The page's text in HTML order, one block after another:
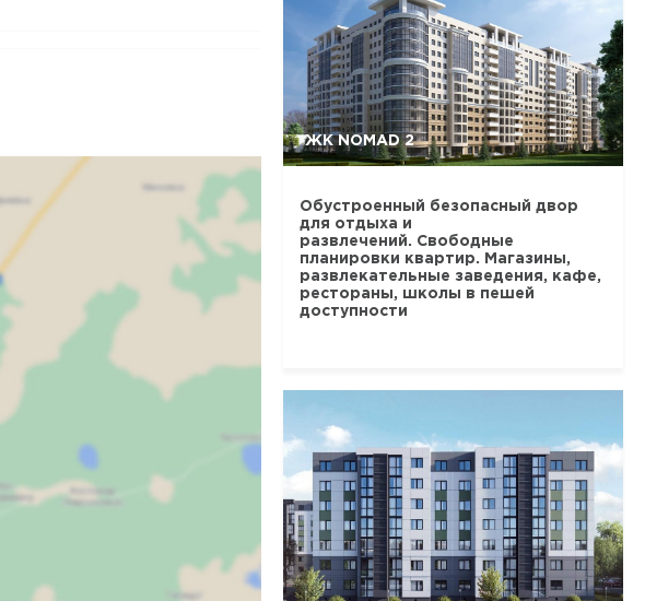
ЖК NOMAD 2
Обустроенный безопасный двор
для отдыха и
развлечений. Свободные
планировки квартир. Магазины,
развлекательные заведения, кафе,
рестораны, школы в пешей
доступности